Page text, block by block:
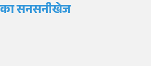
का सनसनीखेज